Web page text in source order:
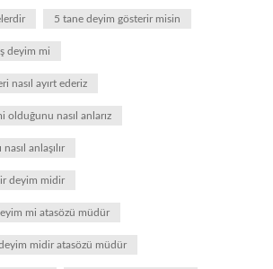
5 tane deyim gösterir misin
deyim mi
nasıl ayırt ederiz
olduğunu nasıl anlarız
anlaşılır
deyim midir
mi atasözü müdür
midir atasözü müdür